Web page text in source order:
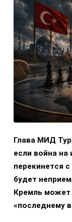
Глава МИД
если война
перекинется
будет
Кремль может
«последнему